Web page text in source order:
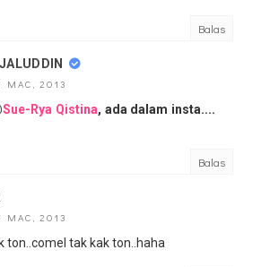
Balas
MAC, 2013
Sue-Rya Qistina, ada dalam insta....
Balas
MAC, 2013
ton..comel tak kak ton..haha